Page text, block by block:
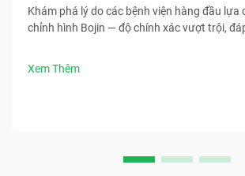
Khám phá lý do các bệnh viện hàng đầu lựa
chỉnh hình Bojin — độ chính xác vượt trội,
Xem Thêm